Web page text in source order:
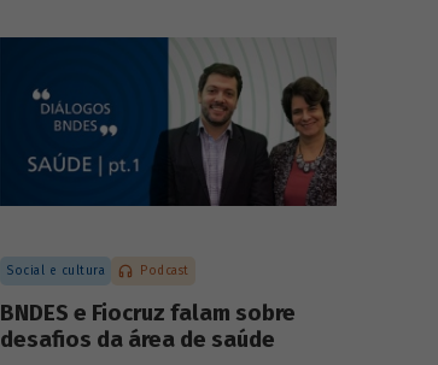
ajustar as iniciativas. Eles discutem ainda
quais são as tendências do tema para os
próximos anos.
Social e cultura Podcast
BNDES e Fiocruz falam sobre
desafios da área de saúde